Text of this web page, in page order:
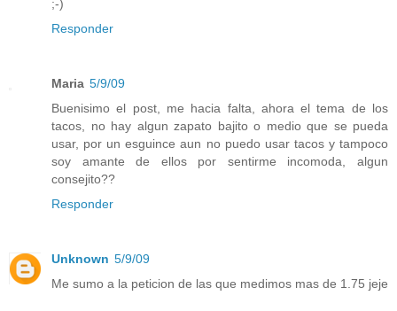
;-)
Responder
Maria 5/9/09
Buenisimo el post, me hacia falta, ahora el tema de los
tacos, no hay algun zapato bajito o medio que se pueda
usar, por un esguince aun no puedo usar tacos y tampoco
soy amante de ellos por sentirme incomoda, algun
consejito??
Responder
Unknown 5/9/09
Me sumo a la peticion de las que medimos mas de 1.75 jeje